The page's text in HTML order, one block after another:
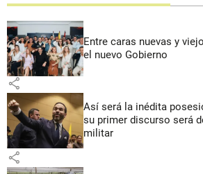
Entre caras nuevas y
el nuevo Gobierno
share
Así será la inédita
su primer discurso será
militar
share